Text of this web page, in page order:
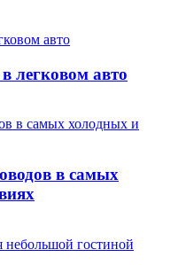
легковом авто
в самых